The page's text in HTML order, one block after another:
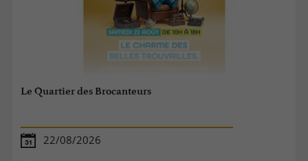
Le Quartier des Brocanteurs
22/08/2026